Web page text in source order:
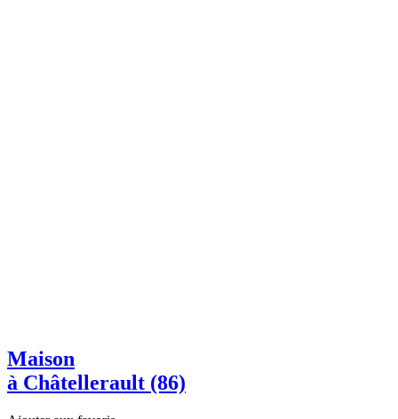
Maison
à Châtellerault (86)